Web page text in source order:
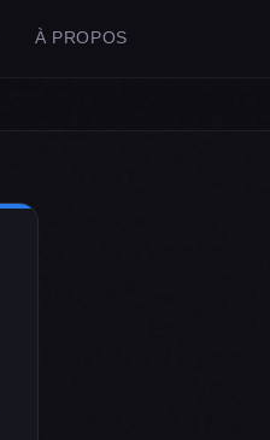
À PROPOS